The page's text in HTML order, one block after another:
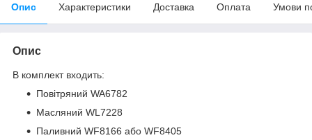
Опис Характеристики Доставка Оплата Умови
Опис
В комплект входить:
Повітряний WA6782
Масляний WL7228
Паливний WF8166 або WF8405